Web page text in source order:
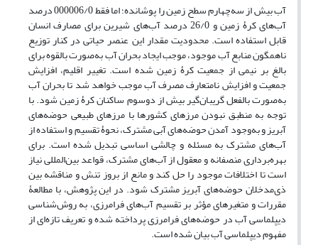
آب بیش از سه‌چهارم سطح زمین را پوشانده؛ اما فقط 000006/0 درصد
آب‌های کرۀ زمین و 26/0 درصد آب‌های شیرین برای مصارف انسان
قابل استفاده است. محدودیت مقدار این عنصر حیاتی در کنار توزیع
ناهمگون منابع آب موجود، موجب ایجاد بحران آب به‌صورت بالقوه برای
بالغ بر نیمی از جمعیت کرۀ زمین شده است. تغییر اقلیم، افزایش
جمعیت و افزایش نامتعارف مصرف آب موجب خواهد شد تا بحران آب
به‌صورت بالفعل گریبان‌گیر بیش از دوسوم ساکنان کرۀ زمین شود. با
توجه به منطبق نبودن مرزهای کشورها با مرزهای طبیعی حوضه‌های
آبریز و به‌وجود آمدن حوضه‌های آبی مشترک، نحوۀ تقسیم و استفاده از
آب‌های مشترک به مسئله و چالشی اساسی تبدیل شده است. برای
بهره‌برداری منصفانه و معقول از آب‌های مشترک، قواعد بین‌المللی نیاز
است تا اختلافات موجود را حل کند و مانع از بروز تنش و مناقشه بین
ذی‌مدخلان حوضه‌های آبریز مشترک شود. در این پژوهش، با مطالعۀ
مقررات و متغیرهای مؤثر بر تقسیم آب‌های فرامرزی، به روش‌شناسی
دیپلماسی آب در حوضه‌های فرامرزی پرداخته شده و تعریف تازه‌ای از
مفهوم دیپلماسی آب بیان شده است.